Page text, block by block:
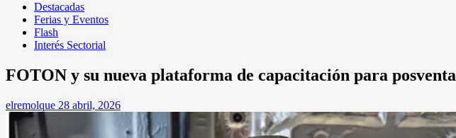
Destacadas
Ferias y Eventos
Flash
Interés Sectorial
FOTON y su nueva plataforma de capacitación para posventa
elremolque 28 abril, 2026